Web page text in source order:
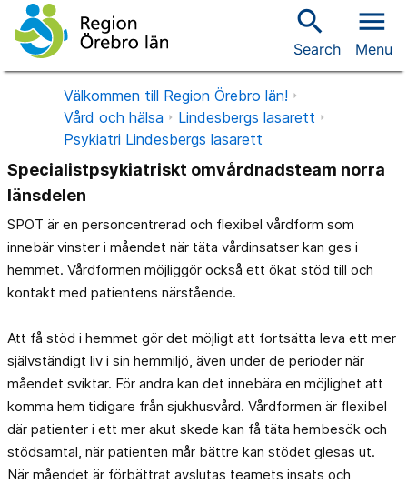
search
Search
menu
Menu
Välkommen till Region Örebro län!
Vård och hälsa
Lindesbergs lasarett
Psykiatri Lindesbergs lasarett
Specialistpsykiatriskt omvårdnadsteam norra
länsdelen
SPOT är en personcentrerad och flexibel vårdform som
innebär vinster i måendet när täta vårdinsatser kan ges i
hemmet. Vårdformen möjliggör också ett ökat stöd till och
kontakt med patientens närstående.
Att få stöd i hemmet gör det möjligt att fortsätta leva ett mer
självständigt liv i sin hemmiljö, även under de perioder när
måendet sviktar. För andra kan det innebära en möjlighet att
komma hem tidigare från sjukhusvård. Vårdformen är flexibel
där patienter i ett mer akut skede kan få täta hembesök och
stödsamtal, när patienten mår bättre kan stödet glesas ut.
När måendet är förbättrat avslutas teamets insats och